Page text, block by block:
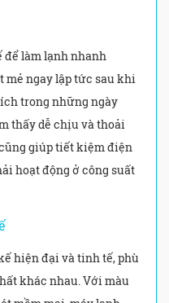
làm lạnh nhanh
mẻ ngay lập tức sau khi
trong những ngày
thấy dễ chịu và thoải
giúp tiết kiệm điện
hoạt động ở công suất
hiện đại và tinh tế, phù
khác nhau. Với màu